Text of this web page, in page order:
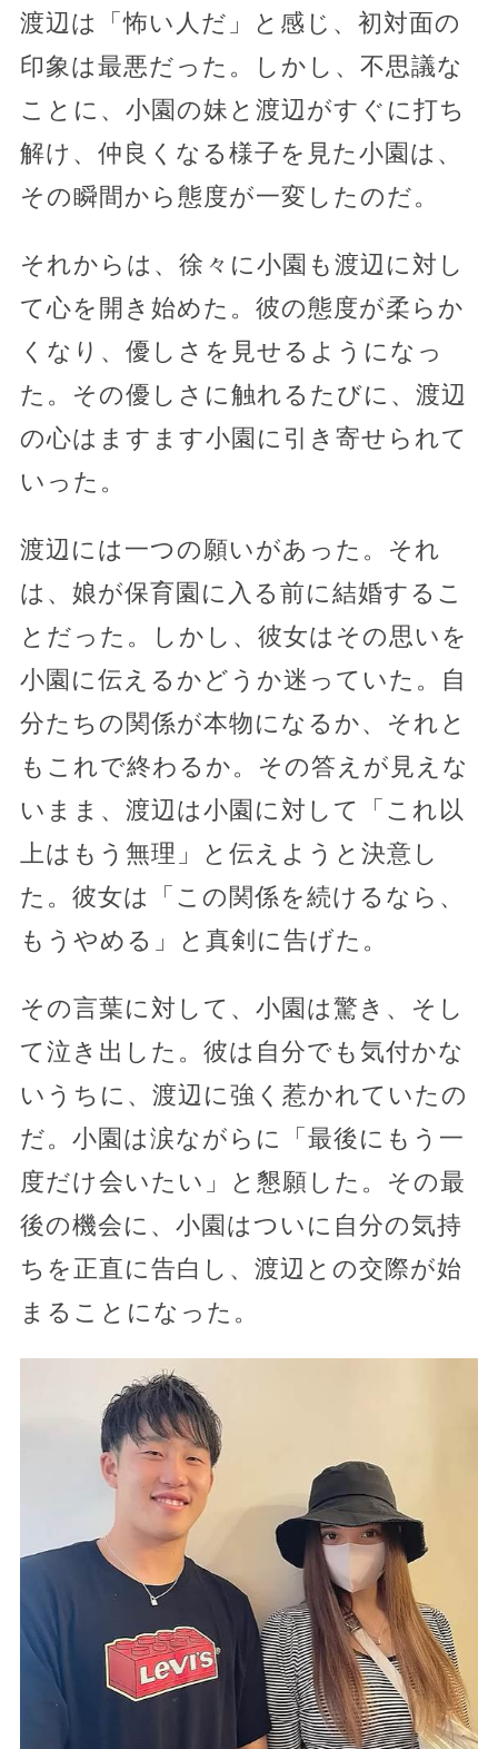
渡辺は「怖い人だ」と感じ、初対面の
印象は最悪だった。しかし、不思議な
ことに、小園の妹と渡辺がすぐに打ち
解け、仲良くなる様子を見た小園は、
その瞬間から態度が一変したのだ。
それからは、徐々に小園も渡辺に対し
て心を開き始めた。彼の態度が柔らか
くなり、優しさを見せるようになっ
た。その優しさに触れるたびに、渡辺
の心はますます小園に引き寄せられて
いった。
渡辺には一つの願いがあった。それ
は、娘が保育園に入る前に結婚するこ
とだった。しかし、彼女はその思いを
小園に伝えるかどうか迷っていた。自
分たちの関係が本物になるか、それと
もこれで終わるか。その答えが見えな
いまま、渡辺は小園に対して「これ以
上はもう無理」と伝えようと決意し
た。彼女は「この関係を続けるなら、
もうやめる」と真剣に告げた。
その言葉に対して、小園は驚き、そし
て泣き出した。彼は自分でも気付かな
いうちに、渡辺に強く惹かれていたの
だ。小園は涙ながらに「最後にもう一
度だけ会いたい」と懇願した。その最
後の機会に、小園はついに自分の気持
ちを正直に告白し、渡辺との交際が始
まることになった。